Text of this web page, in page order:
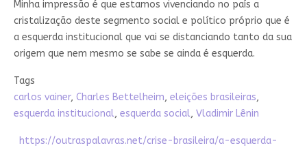
Minha impressão é que estamos vivenciando no país a
cristalização deste segmento social e político próprio que é
a esquerda institucional que vai se distanciando tanto da sua
origem que nem mesmo se sabe se ainda é esquerda.
Tags
carlos vainer, Charles Bettelheim, eleições brasileiras,
esquerda institucional, esquerda social, Vladimir Lênin
https://outraspalavras.net/crise-brasileira/a-esquerda-